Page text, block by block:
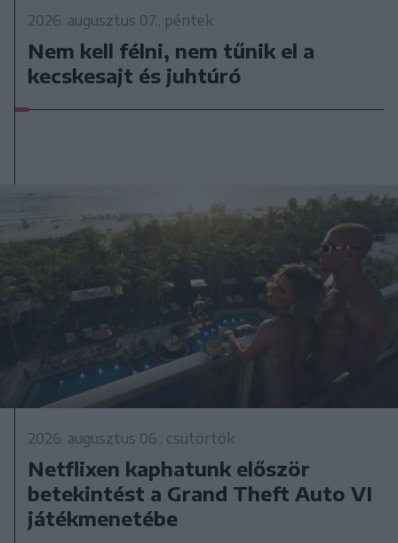
2026. augusztus 07., péntek
Nem kell félni, nem tűnik el a
kecskesajt és juhtúró
2026. augusztus 06., csütörtök
Netflixen kaphatunk először
betekintést a Grand Theft Auto VI
játékmenetébe